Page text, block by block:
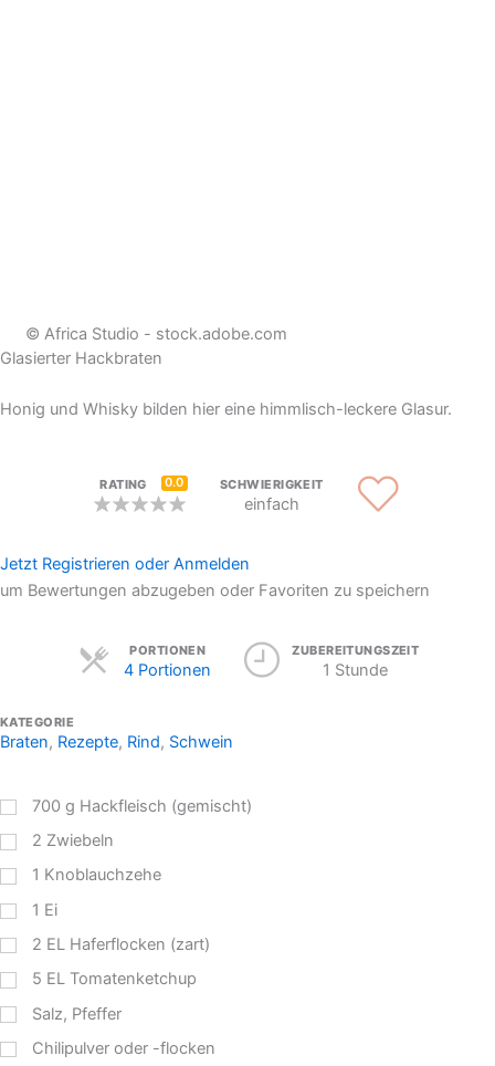
© Africa Studio - stock.adobe.com
Glasierter Hackbraten
Honig und Whisky bilden hier eine himmlisch-leckere Glasur.
RATING 0.0 SCHWIERIGKEIT
einfach
Jetzt Registrieren oder Anmelden
um Bewertungen abzugeben oder Favoriten zu speichern
PORTIONEN
4 Portionen
Servings ZUBEREITUNGSZEIT
1 Stunde
KATEGORIE
Braten, Rezepte, Rind, Schwein
700 g Hackfleisch (gemischt)
2 Zwiebeln
1 Knoblauchzehe
1 Ei
2 EL Haferflocken (zart)
5 EL Tomatenketchup
Salz, Pfeffer
Chilipulver oder -flocken